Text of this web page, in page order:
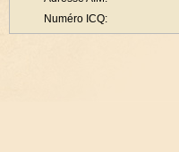
Numéro ICQ: